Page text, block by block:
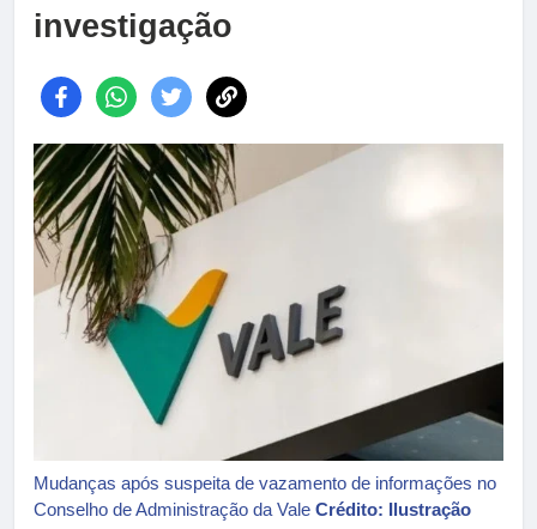
investigação
Mudanças após suspeita de vazamento de informações no
Conselho de Administração da Vale Crédito: Ilustração